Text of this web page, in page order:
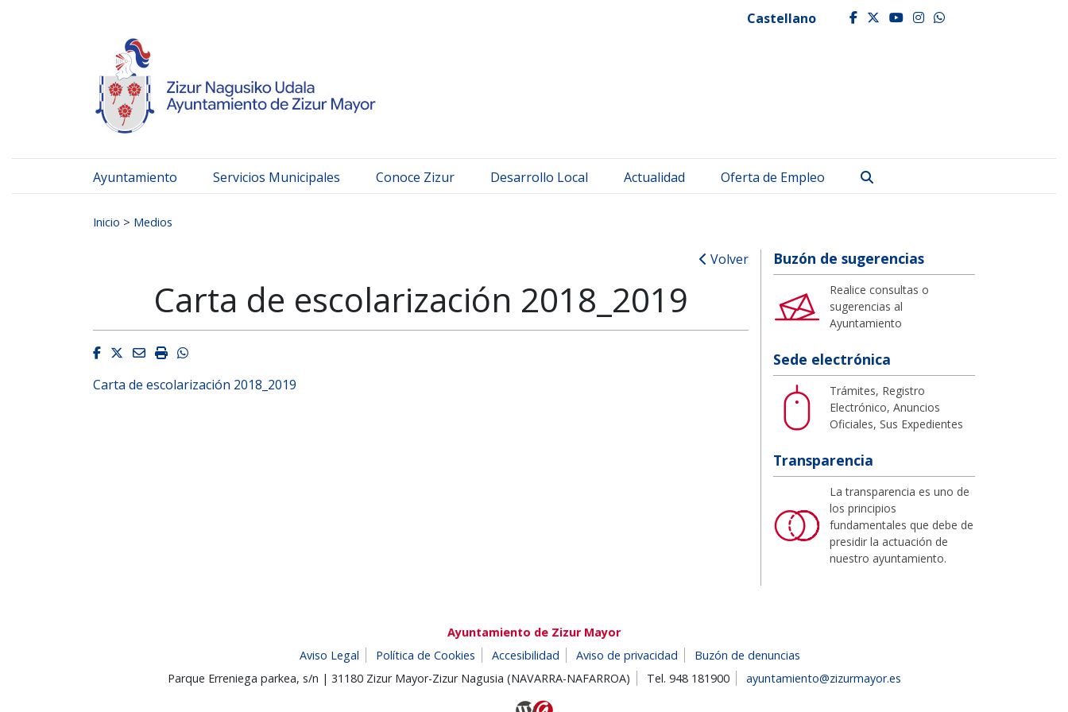
Castellano facebook
twitter
youtube
instagram
whatsapp
Ayuntamiento Servicios Municipales Conoce Zizur Desarrollo Local Actualidad Oferta de Empleo
Inicio > Medios
Volver
Carta de escolarización 2018_2019
Facebook
Twitter
EmailImprimirWhatsapp
Carta de escolarización 2018_2019
Buzón de sugerencias
Realice consultas o
sugerencias al
Ayuntamiento
Sede electrónica
Trámites, Registro
Electrónico, Anuncios
Oficiales, Sus Expedientes
Transparencia
La transparencia es uno de
los principios
fundamentales que debe de
presidir la actuación de
nuestro ayuntamiento.
Ayuntamiento de Zizur Mayor
Aviso Legal
Política de Cookies Accesibilidad Aviso de privacidad
Buzón de denuncias
Parque Erreniega parkea, s/n | 31180 Zizur Mayor-Zizur Nagusia (NAVARRA-NAFARROA)
Tel. 948 181900 ayuntamiento@zizurmayor.es